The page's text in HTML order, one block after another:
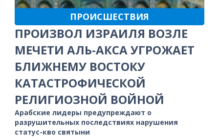
ПРОИСШЕСТВИЯ
ПРОИЗВОЛ ИЗРАИЛЯ ВОЗЛЕ
МЕЧЕТИ АЛЬ-АКСА УГРОЖАЕТ
БЛИЖНЕМУ ВОСТОКУ
КАТАСТРОФИЧЕСКОЙ
РЕЛИГИОЗНОЙ ВОЙНОЙ
Арабские лидеры предупреждают о
разрушительных последствиях нарушения
статус-кво святыни